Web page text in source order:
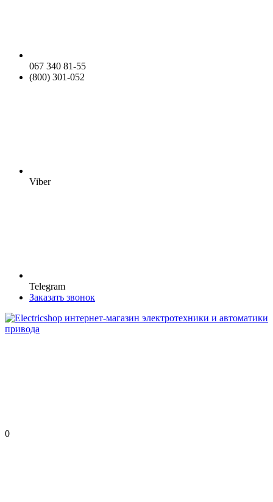
067 340 81-55
(800) 301-052
Viber
Telegram
Заказать звонок
0